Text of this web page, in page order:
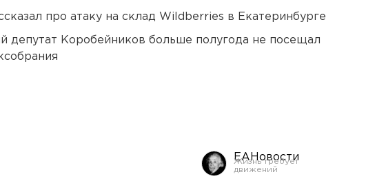
про атаку на склад Wildberries в Екатеринбурге
депутат Коробейников больше полугода не посещал
ЕАНовости